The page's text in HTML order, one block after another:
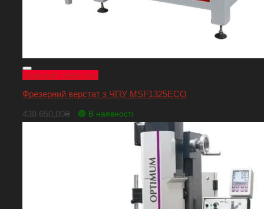
Швидкий перегляд
Фрезерний верстат з ЧПУ MSF1325ECO
438 650,00₴ 🟢 В наявності